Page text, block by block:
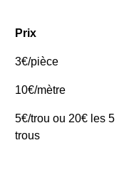
Prix
3€/pièce
10€/mètre
5€/trou ou 20€ les 5
trous